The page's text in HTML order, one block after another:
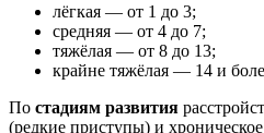
лёгкая ― от 1 до 3;
средняя ― от 4 до 7;
тяжёлая ― от 8 до 13;
крайне тяжёлая ― 14 и
По стадиям развития
(редкие приступы) и